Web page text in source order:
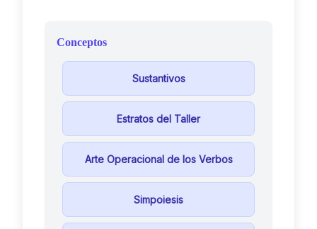
Conceptos
Sustantivos
Estratos del Taller
Arte Operacional de los Verbos
Simpoiesis